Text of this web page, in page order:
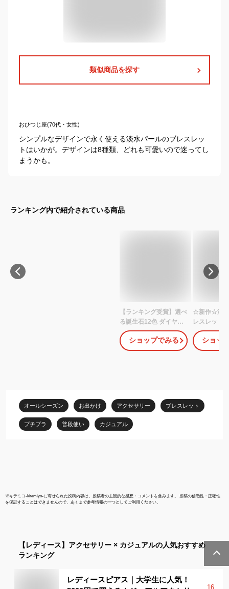
類似商品を探す
おひつじ座(70代・女性)
シンプルなデザインで永く使える淡水パールのブレスレッ
トはいかが。デザインは8種類、どれも可愛いので迷ってし
まうかも。
ランキング内で紹介されている商品
【ランキング受賞】選べ
る誕生石12色 ダイヤモ
ンド ブレスレット レデ
ィース 天然パール ブレ
スレット 未来天使 ハー
生日 女性 普段使い 彼女
誕生日プレゼント 女性
ショップでみる
☆新作☆淡水
レスレット
で大きめパ
る回転しま
ス プレゼン
ショッ
オールシーズン お出かけ アクセサリー ブレスレット
プチプラ 普段使い カジュアル
※キテミヨ-kitemiyo-に寄せられた投稿内容は、投稿者の主観的な感想・コメントを含みます。 投稿の信憑性・正確性
を保証することはできませんので、あくまで参考情報の一つとしてご利用ください。
【レディース】 アクセサリー × カジュアルの人気おすすめ
ランキング
レディースピアス｜大学生に人気！
16